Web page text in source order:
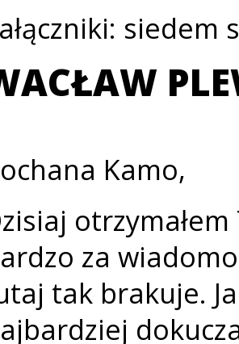
siedem
Kamo,
za
tak brakuje.